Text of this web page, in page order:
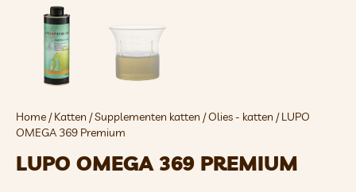
Home /Katten /Supplementen katten /Olies - katten / LUPO
OMEGA 369 Premium
LUPO OMEGA 369 PREMIUM